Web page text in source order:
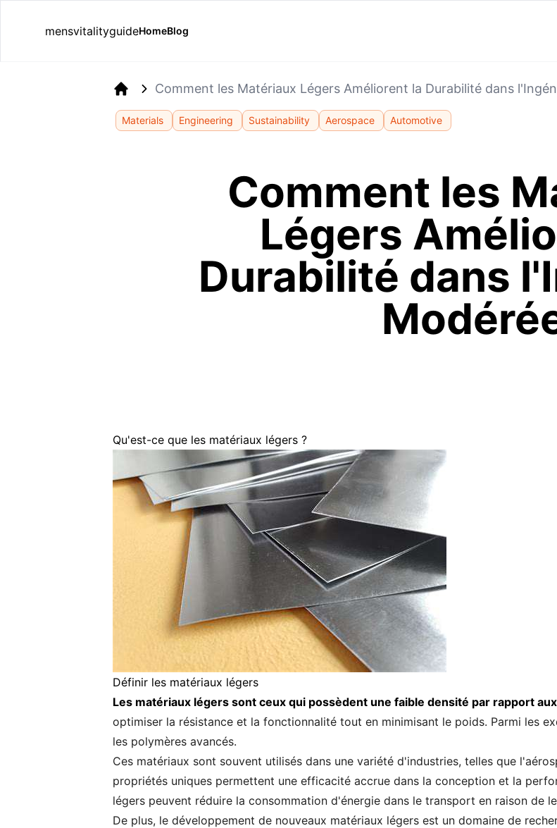
mensvitalityguideHomeBlog
Comment les Matériaux Légers Améliorent la Durabilité dans
Materials Engineering Sustainability Aerospace Automotive
Comment les
Légers
Durabilité dans
Qu'est-ce que les matériaux légers ?
Définir les matériaux légers
Les matériaux légers sont ceux qui possèdent une faible densité par rapport
optimiser la résistance et la fonctionnalité tout en minimisant le poids. Parmi les
les polymères avancés.
Ces matériaux sont souvent utilisés dans une variété d'industries, telles que
propriétés uniques permettent une efficacité accrue dans la conception et la
légers peuvent réduire la consommation d'énergie dans le transport en raison de
De plus, le développement de nouveaux matériaux légers est un domaine de